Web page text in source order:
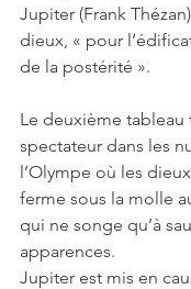
Jupiter (Frank
dieux, « pour
de la postérité ».
Le deuxième tableau
spectateur dans les
l’Olympe où les
ferme sous la molle
qui ne songe qu’à
apparences.
Jupiter est mis en